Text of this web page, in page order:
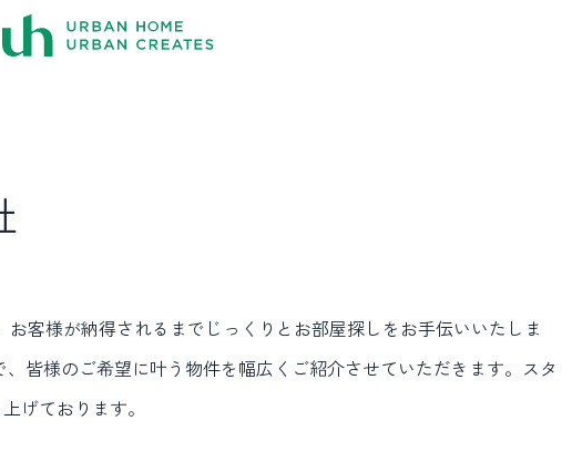
客様が納得されるまでじっくりとお部屋探しをお手伝いいたしま
皆様のご希望に叶う物件を幅広くご紹介させていただきます。スタ
げております。